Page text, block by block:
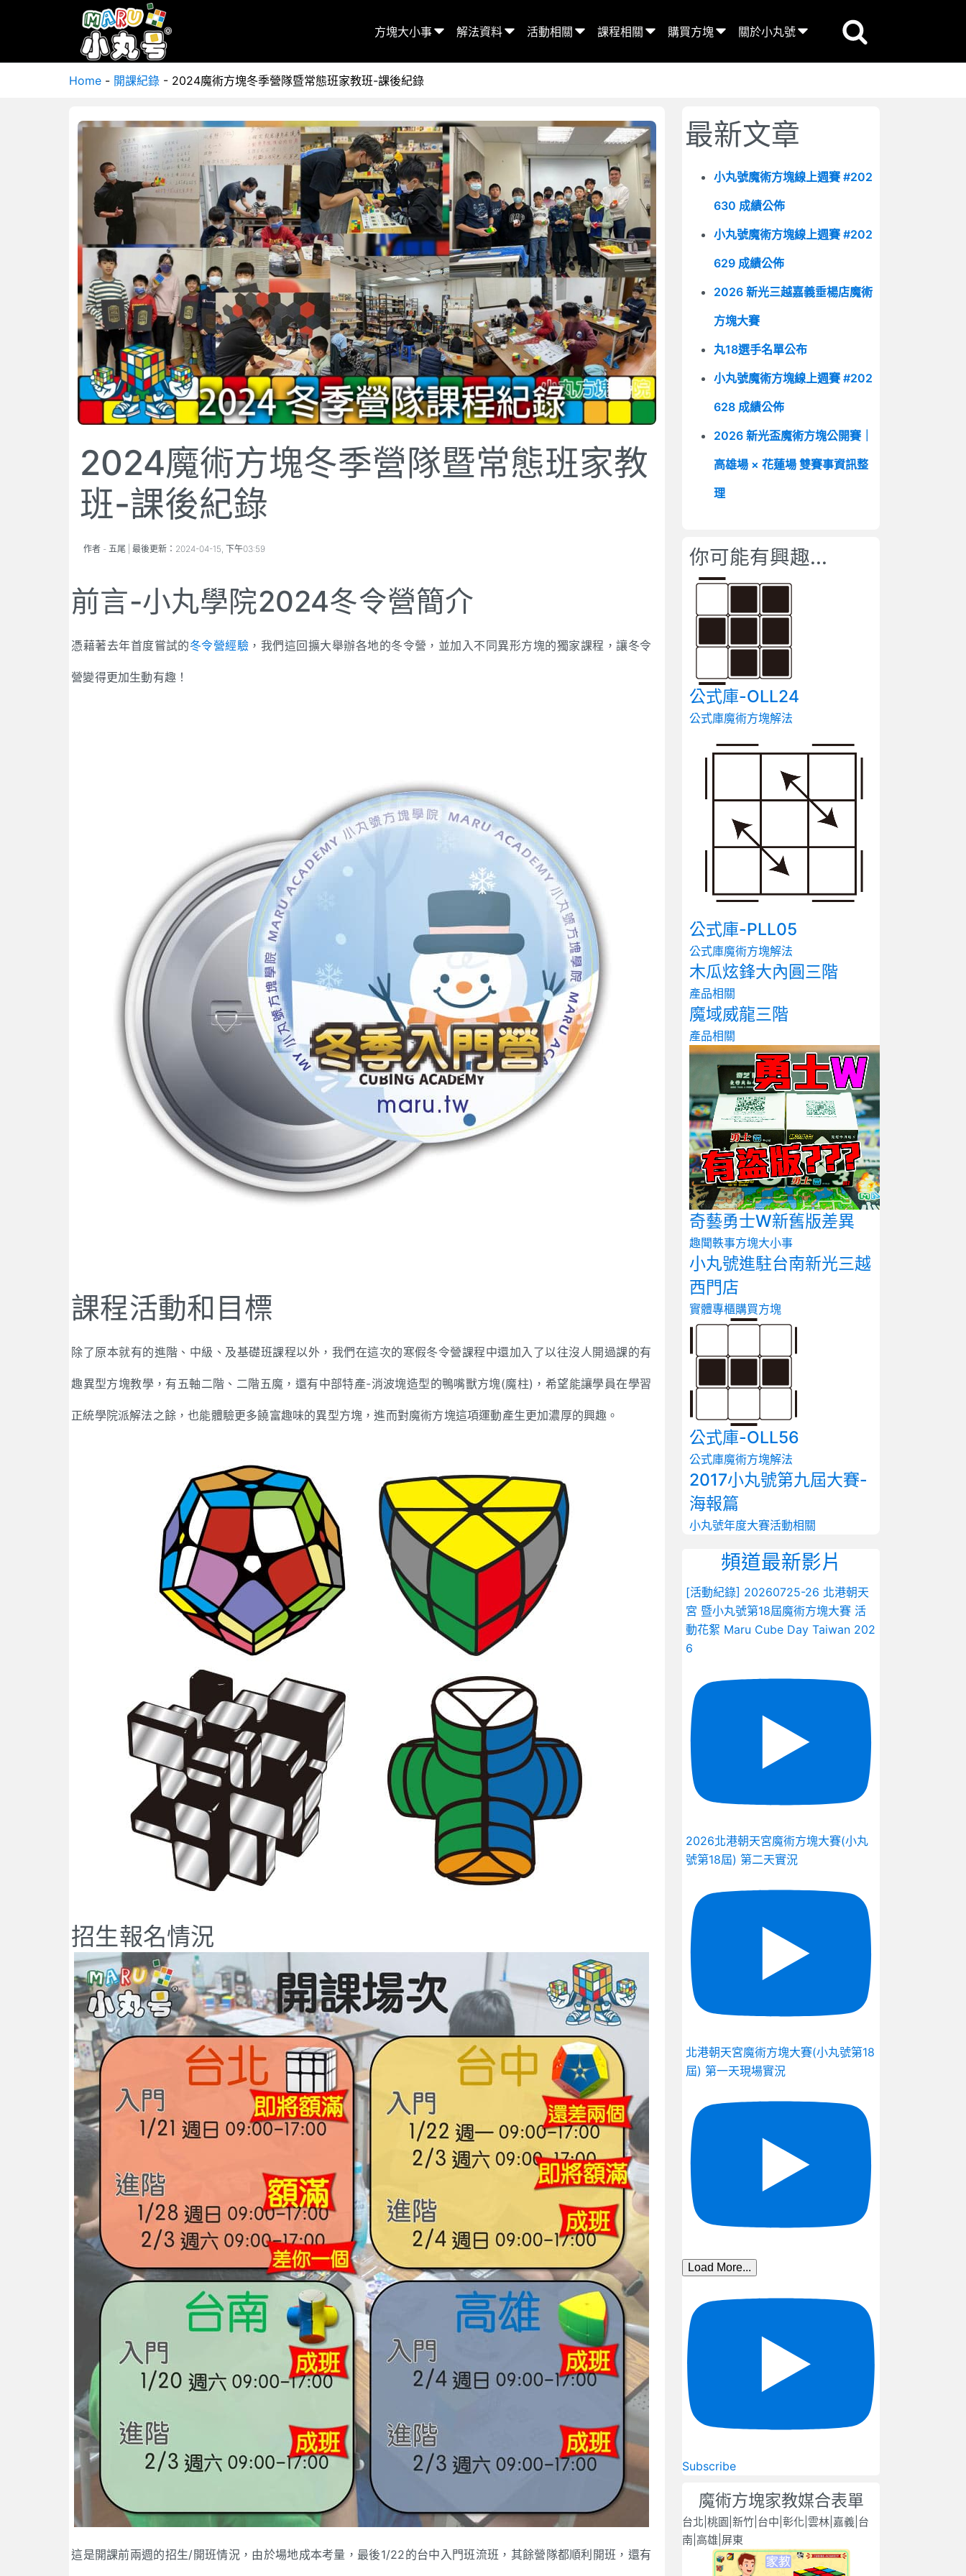
方塊大小事 解法資料 活動相關 課程相關 購買方塊 關於小丸號
Home - 開課紀錄 - 2024魔術方塊冬季營隊暨常態班家教班-課後紀錄
2024魔術方塊冬季營隊暨常態班家教
班-課後紀錄
作者 - 五尾 | 最後更新： 2024-04-15, 下午03:59
前言-小丸學院2024冬令營簡介
憑藉著去年首度嘗試的冬令營經驗 ，我們這回擴大舉辦各地的冬令營，並加入不同異形方塊的獨家課程，讓冬令
營變得更加生動有趣！
課程活動和目標
除了原本就有的進階、中級、及基礎班課程以外，我們在這次的寒假冬令營課程中還加入了以往沒人開過課的有
趣異型方塊教學，有五軸二階、二階五魔，還有中部特產-消波塊造型的鴨嘴獸方塊(魔柱)，希望能讓學員在學習
正統學院派解法之餘，也能體驗更多饒富趣味的異型方塊，進而對魔術方塊這項運動產生更加濃厚的興趣。
招生報名情況
這是開課前兩週的招生/開班情況，由於場地成本考量，最後1/22的台中入門班流班，其餘營隊都順利開班，還有
最新文章
小丸號魔術方塊線上週賽 #202
630 成績公佈
小丸號魔術方塊線上週賽 #202
629 成績公佈
2026 新光三越嘉義垂楊店魔術
方塊大賽
丸18選手名單公布
小丸號魔術方塊線上週賽 #202
628 成績公佈
2026 新光盃魔術方塊公開賽｜
高雄場 × 花蓮場 雙賽事資訊整
理
你可能有興趣...
公式庫-OLL24
公式庫魔術方塊解法
公式庫-PLL05
公式庫魔術方塊解法
木瓜炫鋒大內圓三階
產品相關
魔域威龍三階
產品相關
奇藝勇士W新舊版差異
趣聞軼事方塊大小事
小丸號進駐台南新光三越
西門店
實體專櫃購買方塊
公式庫-OLL56
公式庫魔術方塊解法
2017小丸號第九屆大賽-
海報篇
小丸號年度大賽活動相關
頻道最新影片
[活動紀錄] 20260725-26 北港朝天
宮 暨小丸號第18屆魔術方塊大賽 活
動花絮 Maru Cube Day Taiwan 202
6
2026北港朝天宮魔術方塊大賽(小丸
號第18屆) 第二天實況
北港朝天宮魔術方塊大賽(小丸號第18
屆) 第一天現場實況
Load More...
Subscribe
魔術方塊家教媒合表單
台北|桃園|新竹|台中|彰化|雲林|嘉義|台
南|高雄|屏東